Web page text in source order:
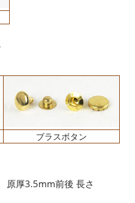
ブラスボタン
厚3.5mm前後 長さ